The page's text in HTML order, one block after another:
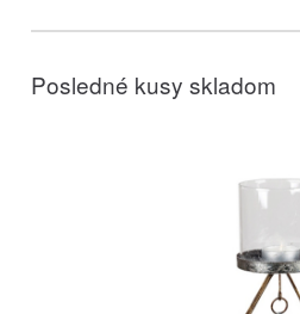
Posledné kusy skladom